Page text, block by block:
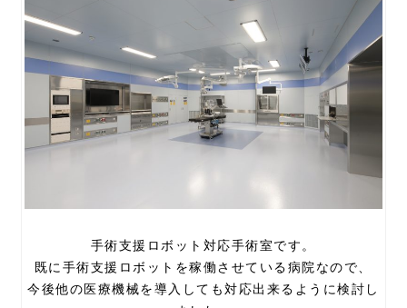
手術支援ロボット対応手術室です。
既に手術支援ロボットを稼働させている病院なので、
今後他の医療機械を導入しても対応出来るように検討し